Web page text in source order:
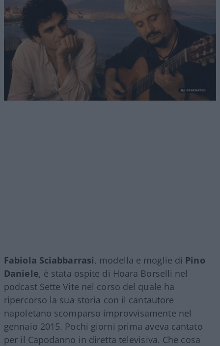
Fabiola Sciabbarrasi, modella e moglie di Pino
Daniele, è stata ospite di Hoara Borselli nel
podcast Sette Vite nel corso del quale ha
ripercorso la sua storia con il cantautore
napoletano scomparso improvvisamente nel
gennaio 2015. Pochi giorni prima aveva cantato
per il Capodanno in diretta televisiva. Che cosa